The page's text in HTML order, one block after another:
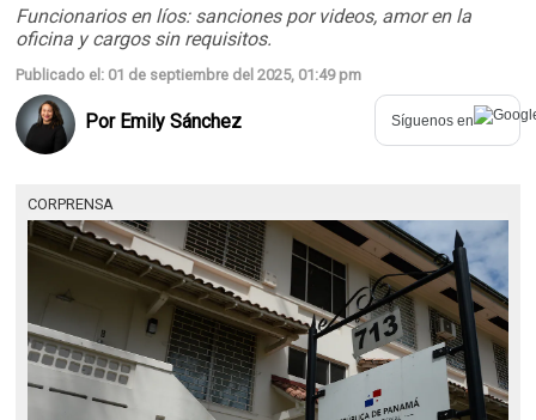
Funcionarios en líos: sanciones por videos, amor en la
oficina y cargos sin requisitos.
Publicado el: 01 de septiembre del 2025, 01:49 pm
Por Emily Sánchez Síguenos en
CORPRENSA